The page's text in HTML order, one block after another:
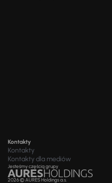
Kontakty
Kontakty
Kontakty dla mediów
Jesteśmy częścią grupy
2026 © AURES Holdings a.s.